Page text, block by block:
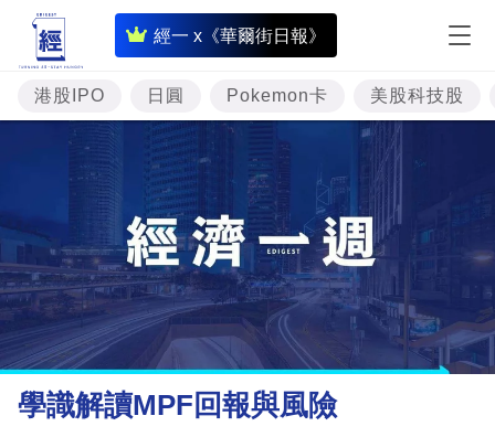
經一 x《華爾街日報》
即
時
財
經
專
題
投
資
樓
市
理
財
港股IPO 日圓 Pokemon卡 美股科技股
學識解讀MPF回報與風險